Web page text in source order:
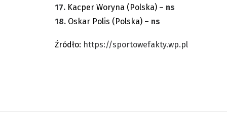
17. Kacper Woryna (Polska) – ns
18. Oskar Polis (Polska) – ns
Źródło: https://sportowefakty.wp.pl